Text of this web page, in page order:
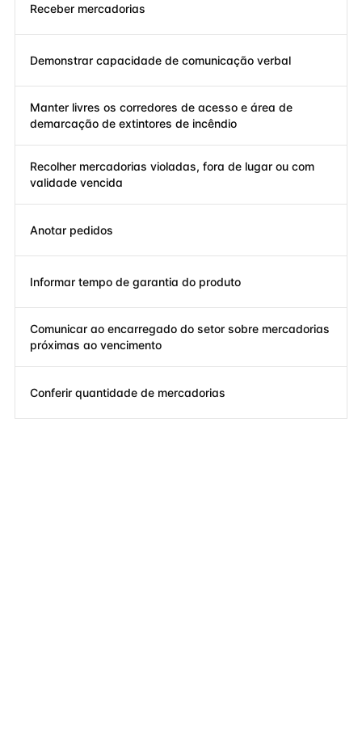
Receber mercadorias
Demonstrar capacidade de comunicação verbal
Manter livres os corredores de acesso e área de
demarcação de extintores de incêndio
Recolher mercadorias violadas, fora de lugar ou com
validade vencida
Anotar pedidos
Informar tempo de garantia do produto
Comunicar ao encarregado do setor sobre mercadorias
próximas ao vencimento
Conferir quantidade de mercadorias